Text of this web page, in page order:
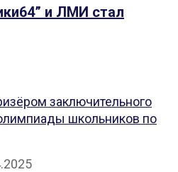
и ЛМИ стал
заключительного
школьников по